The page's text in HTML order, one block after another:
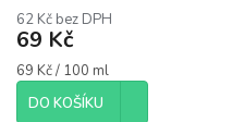
produktu
je
z
hvězdiček.
62 Kč bez DPH
69 Kč
Měrná
cena:
69 Kč / 100 ml
DO KOŠÍKU